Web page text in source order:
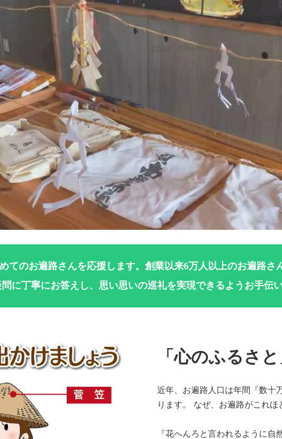
てのお遍路さんを応援します。創業以来6万人以上のお遍路さ
に丁寧にお答えし、思い思いの巡礼を実現できるようお手伝
「心のふるさ
近年、お遍路人口は年間『数十
ります。 なぜ、お遍路がこれほ
『花へんろと言われるように